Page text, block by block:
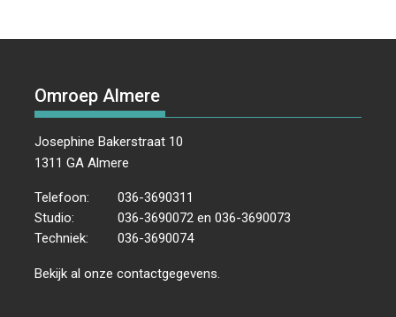
Omroep Almere
Josephine Bakerstraat 10
1311 GA Almere
Telefoon:
036-3690311
Studio:
036-3690072 en 036-3690073
Techniek:
036-3690074
Bekijk al onzecontactgegevens